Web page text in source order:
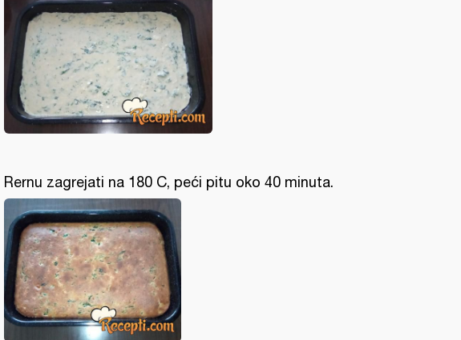
Rernu zagrejati na 180 C, peći pitu oko 40 minuta.